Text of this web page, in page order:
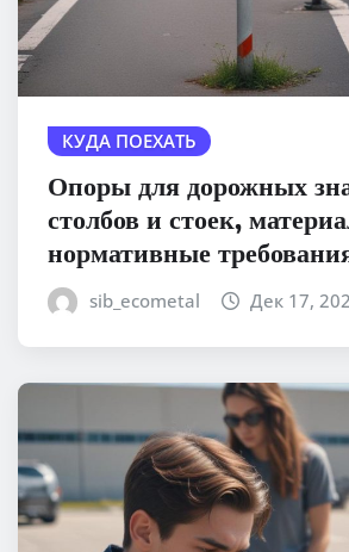
КУДА ПОЕХАТЬ
Опоры для дорожных
столбов и стоек,
нормативные
sib_ecometal Дек 17,